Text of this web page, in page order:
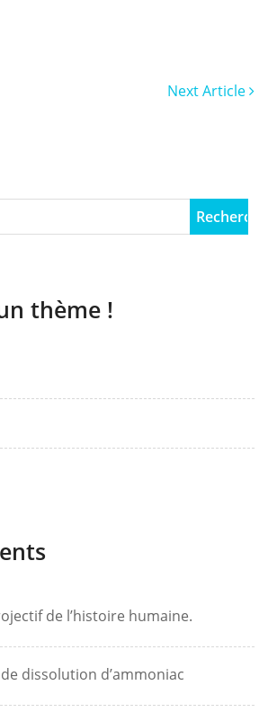
Next Article
thème !
de l’histoire humaine.
dissolution d’ammoniac